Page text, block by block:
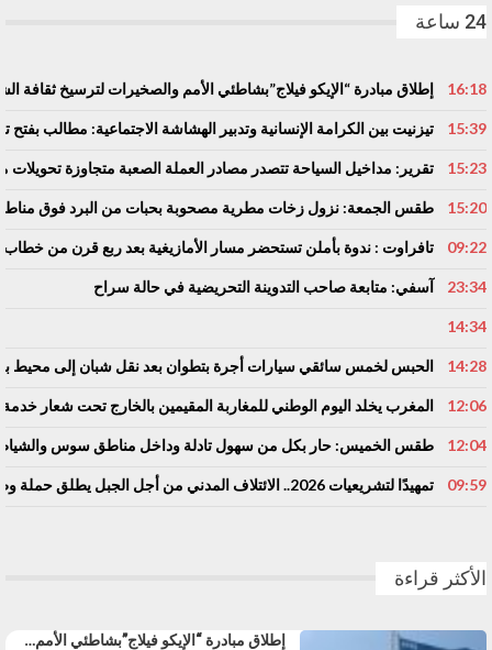
24 ساعة
16:18 إطلاق مبادرة “الإيكو فيلاج”بشاطئي الأمم والصخيرات لترسيخ ثقافة
15:39 تيزنيت بين الكرامة الإنسانية وتدبير الهشاشة الاجتماعية: مطالب
15:23 تقرير: مداخيل السياحة تتصدر مصادر العملة الصعبة متجاوزة تحويلات
15:20 طقس الجمعة: نزول زخات مطرية مصحوبة بحبات من البرد فوق
09:22 تافراوت : ندوة بأملن تستحضر مسار الأمازيغية بعد ربع قرن من خطاب
23:34 آسفي: متابعة صاحب التدوينة التحريضية في حالة سراح
14:34
14:28 الحبس لخمس سائقي سيارات أجرة بتطوان بعد نقل شبان إلى محيط باب
12:06 المغرب يخلد اليوم الوطني للمغاربة المقيمين بالخارج تحت شعار خدمة
12:04 طقس الخميس: ﺣﺎﺭ بكل من سهول تادلة وداخل مناطق سوس
09:59 تمهيدًا لتشريعيات 2026.. الائتلاف المدني من أجل الجبل يطلق حملة وطنية للمطالبة بـ”تعاقد سياسي منصف” مع المناطق الجبلية
الأكثر قراءة
إطلاق مبادرة “الإيكو فيلاج”بشاطئي الأمم…